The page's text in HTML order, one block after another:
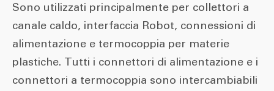
Sono utilizzati principalmente per collettori a
canale caldo, interfaccia Robot, connessioni di
alimentazione e termocoppia per materie
plastiche. Tutti i connettori di alimentazione e i
connettori a termocoppia sono intercambiabili